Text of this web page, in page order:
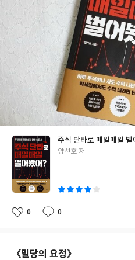
검증된 실력 4. 주식시장에서 다양한 경험을 한 저자 >>단타 성공
조건 1. 트레이딩 테크닉 2. 테크닉을 구사하기 위한 투자금 3. 마인
록 마인드와 계좌운용 더 요구. +)자신만의 투자 철학과 원칙이 배어
있는 필살기 반드시 필요 >>단타의 장점 1. 전업 투자에 가장 적합
2. 쉽고 단순 3. 꾸준한 수익 창출 이 책을 읽는다고 해서 주식의 고수
가 된다거나 엄청난 노하우를 섭
것은 아니다. 그러나 주린이를 위한 입문서로는 딱 좋은 도서라고 생
각된다. 어려운 내용을 최대한 이해가 쉽도록 풀어 설명한 노력이 보
이고 주식의 '주'자도 모르는 내가
이해가 가는 것을 보면 입문자에겐 분명
접하기 전까지 나는 주식에 대해
었다. 수익을 기대하고 시작한 주식으로 전재산은 물론 오히려 빚을
지고 힘든 삶을 살아가는 사람들
문이다. 어린시절부터 조금씩 돈을 모으는 습관을 일찍이 들였고 학
붙였다. 지금까지도 할 수 있는 건 다 시도해보고 있다. 내가 그렇게
에는 저축만으로는 재산을 불리기
주식 단타로 매일매일 벌
글
양선호 저
좋
0
댓
0
작
《밀당의 요정》